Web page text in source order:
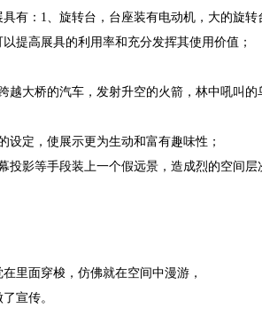
有：1、旋转台，台座装有电动机，大的旋
提高展具的利用率和充分发挥其使用价值；
大桥的汽车，发射升空的火箭，林中吼叫
定，使展示更为生动和富有趣味性；
影等手段装上一个假远景，造成烈的空间
里面穿梭，仿佛就在空间中漫游，
宣传。